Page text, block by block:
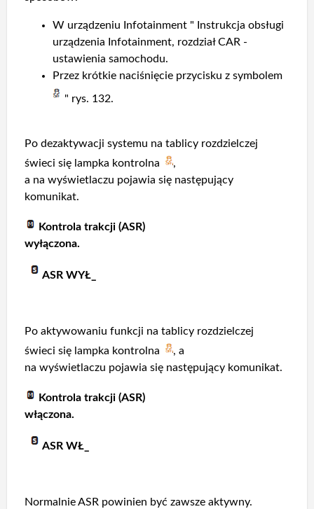
W urządzeniu Infotainment " Instrukcja obsługi
urządzenia Infotainment, rozdział CAR -
ustawienia samochodu.
Przez krótkie naciśnięcie przycisku z symbolem
" rys. 132.
Po dezaktywacji systemu na tablicy rozdzielczej
świeci się lampka kontrolna
,
a na wyświetlaczu pojawia się następujący
komunikat.
Kontrola trakcji (ASR)
wyłączona.
ASR WYŁ_
Po aktywowaniu funkcji na tablicy rozdzielczej
świeci się lampka kontrolna
, a
na wyświetlaczu pojawia się następujący komunikat.
Kontrola trakcji (ASR)
włączona.
ASR WŁ_
Normalnie ASR powinien być zawsze aktywny.